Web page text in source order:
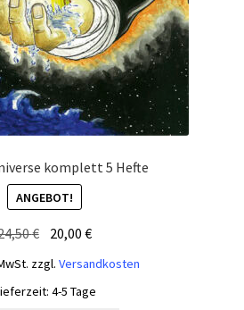
komplett 5 Hefte
ANGEBOT!
€ Ursprünglicher
Preis
24,50 €
20,00€Aktueller
Preis
20,00 €.
zzgl. Versandkosten
4-5 Tage